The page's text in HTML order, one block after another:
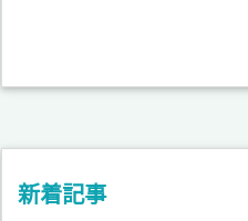
新着記事